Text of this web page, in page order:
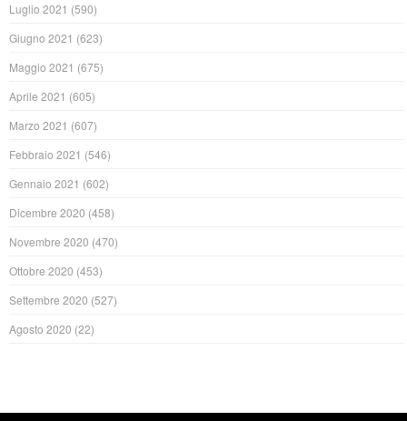
Luglio 2021 (590)
Giugno 2021 (623)
Maggio 2021 (675)
Aprile 2021 (605)
Marzo 2021 (607)
Febbraio 2021 (546)
Gennaio 2021 (602)
Dicembre 2020 (458)
Novembre 2020 (470)
Ottobre 2020 (453)
Settembre 2020 (527)
Agosto 2020 (22)